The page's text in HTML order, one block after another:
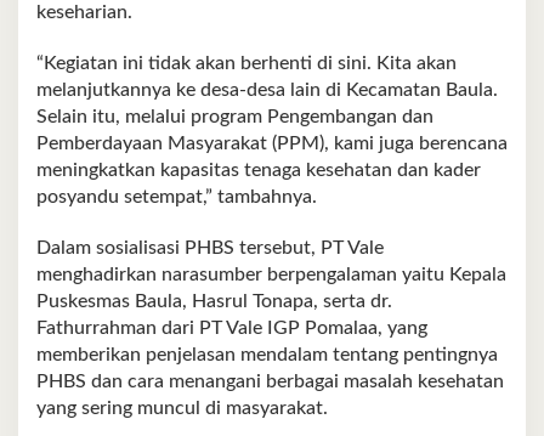
keseharian.
“Kegiatan ini tidak akan berhenti di sini. Kita akan
melanjutkannya ke desa-desa lain di Kecamatan Baula.
Selain itu, melalui program Pengembangan dan
Pemberdayaan Masyarakat (PPM), kami juga berencana
meningkatkan kapasitas tenaga kesehatan dan kader
posyandu setempat,” tambahnya.
Dalam sosialisasi PHBS tersebut, PT Vale
menghadirkan narasumber berpengalaman yaitu Kepala
Puskesmas Baula, Hasrul Tonapa, serta dr.
Fathurrahman dari PT Vale IGP Pomalaa, yang
memberikan penjelasan mendalam tentang pentingnya
PHBS dan cara menangani berbagai masalah kesehatan
yang sering muncul di masyarakat.